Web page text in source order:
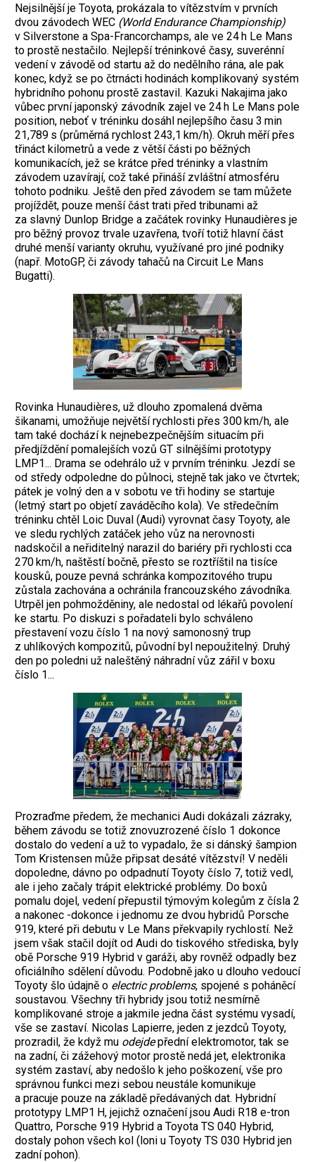
Nejsilnější je Toyota, prokázala to vítězstvím v prvních
dvou závodech WEC (World Endurance Championship)
v Silverstone a Spa-Francorchamps, ale ve 24 h Le Mans
to prostě nestačilo. Nejlepší tréninkové časy, suverénní
vedení v závodě od startu až do nedělního rána, ale pak
konec, když se po čtrnácti hodinách komplikovaný systém
hybridního pohonu prostě zastavil. Kazuki Nakajima jako
vůbec první japonský závodník zajel ve 24 h Le Mans pole
position, neboť v tréninku dosáhl nejlepšího času 3 min
21,789 s (průměrná rychlost 243,1 km/h). Okruh měří přes
třináct kilometrů a vede z větší části po běžných
komunikacích, jež se krátce před tréninky a vlastním
závodem uzavírají, což také přináší zvláštní atmosféru
tohoto podniku. Ještě den před závodem se tam můžete
projíždět, pouze menší část trati před tribunami až
za slavný Dunlop Bridge a začátek rovinky Hunaudières je
pro běžný provoz trvale uzavřena, tvoří totiž hlavní část
druhé menší varianty okruhu, využívané pro jiné podniky
(např. MotoGP, či závody tahačů na Circuit Le Mans
Bugatti).
Rovinka Hunaudières, už dlouho zpomalená dvěma
šikanami, umožňuje největší rychlosti přes 300 km/h, ale
tam také dochází k nejnebezpečnějším situacím při
předjíždění pomalejších vozů GT silnějšími prototypy
LMP1... Drama se odehrálo už v prvním tréninku. Jezdí se
od středy odpoledne do půlnoci, stejně tak jako ve čtvrtek;
pátek je volný den a v sobotu ve tři hodiny se startuje
(letmý start po objetí zaváděcího kola). Ve středečním
tréninku chtěl Loic Duval (Audi) vyrovnat časy Toyoty, ale
ve sledu rychlých zatáček jeho vůz na nerovnosti
nadskočil a neřiditelný narazil do bariéry při rychlosti cca
270 km/h, naštěstí bočně, přesto se roztříštil na tisíce
kousků, pouze pevná schránka kompozitového trupu
zůstala zachována a ochránila francouzského závodníka.
Utrpěl jen pohmožděniny, ale nedostal od lékařů povolení
ke startu. Po diskuzi s pořadateli bylo schváleno
přestavení vozu číslo 1 na nový samonosný trup
z uhlíkových kompozitů, původní byl nepoužitelný. Druhý
den po poledni už naleštěný náhradní vůz zářil v boxu
číslo 1...
Prozraďme předem, že mechanici Audi dokázali zázraky,
během závodu se totiž znovuzrozené číslo 1 dokonce
dostalo do vedení a už to vypadalo, že si dánský šampion
Tom Kristensen může připsat desáté vítězství! V neděli
dopoledne, dávno po odpadnutí Toyoty číslo 7, totiž vedl,
ale i jeho začaly trápit elektrické problémy. Do boxů
pomalu dojel, vedení přepustil týmovým kolegům z čísla 2
a nakonec -dokonce i jednomu ze dvou hybridů Porsche
919, které při debutu v Le Mans překvapily rychlostí. Než
jsem však stačil dojít od Audi do tiskového střediska, byly
obě Porsche 919 Hybrid v garáži, aby rovněž odpadly bez
oficiálního sdělení důvodu. Podobně jako u dlouho vedoucí
Toyoty šlo údajně o electric problems, spojené s poháněcí
soustavou. Všechny tři hybridy jsou totiž nesmírně
komplikované stroje a jakmile jedna část systému vysadí,
vše se zastaví. Nicolas Lapierre, jeden z jezdců Toyoty,
prozradil, že když mu odejdepřední elektromotor, tak se
na zadní, či zážehový motor prostě nedá jet, elektronika
systém zastaví, aby nedošlo k jeho poškození, vše pro
správnou funkci mezi sebou neustále komunikuje
a pracuje pouze na základě předávaných dat. Hybridní
prototypy LMP1 H, jejichž označení jsou Audi R18 e-tron
Quattro, Porsche 919 Hybrid a Toyota TS 040 Hybrid,
dostaly pohon všech kol (loni u Toyoty TS 030 Hybrid jen
zadní pohon).